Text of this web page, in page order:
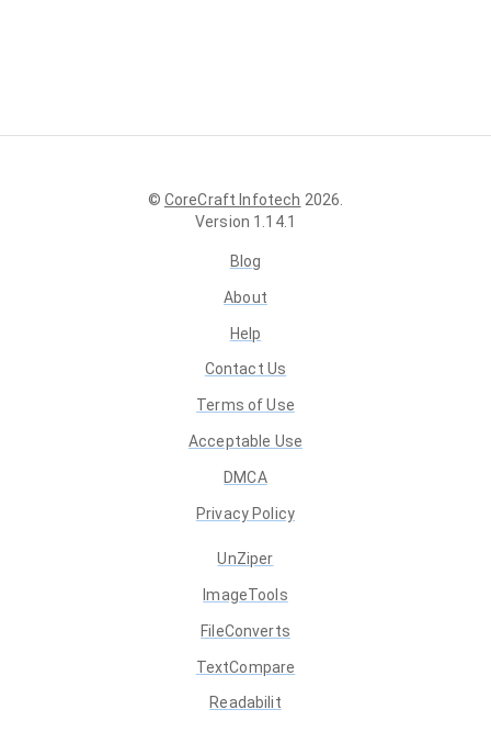
© CoreCraft Infotech 2026
Version 1.14.1
Blog
About
Help
Contact Us
Terms of Use
Acceptable Use
DMCA
Privacy Policy
UnZiper
ImageTools
FileConverts
TextCompare
Readabilit